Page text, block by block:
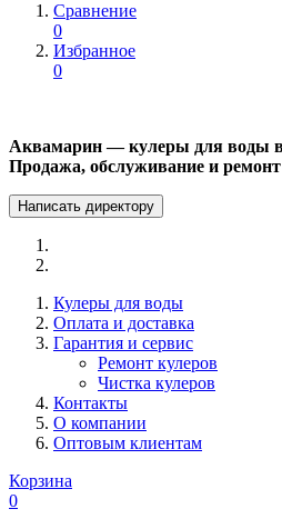
Сравнение
0
Избранное
0
Аквамарин — кулеры для воды в
Продажа, обслуживание и ремонт
Написать директору
Кулеры для воды
Оплата и доставка
Гарантия и сервис
Ремонт кулеров
Чистка кулеров
Контакты
О компании
Оптовым клиентам
Корзина
0